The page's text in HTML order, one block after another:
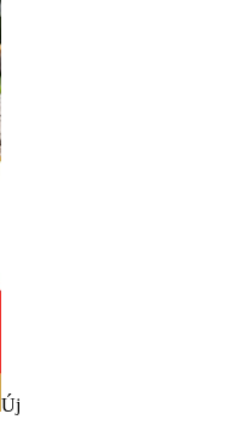
Új